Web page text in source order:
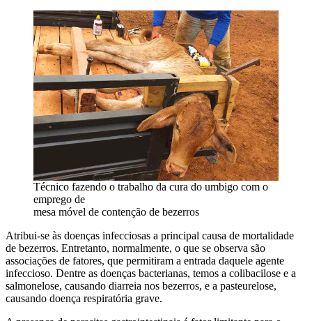
Técnico fazendo o trabalho da cura do umbigo com o
emprego de
mesa móvel de contenção de bezerros
Atribui-se às doenças infecciosas a principal causa de mortalidade
de bezerros. Entretanto, normalmente, o que se observa são
associações de fatores, que permitiram a entrada daquele agente
infeccioso. Dentre as doenças bacterianas, temos a colibacilose e a
salmonelose, causando diarreia nos bezerros, e a pasteurelose,
causando doença respiratória grave.